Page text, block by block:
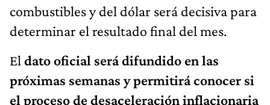
combustibles y del dólar será decisiva para
determinar el resultado final del mes.
El dato oficial será difundido en las
próximas semanas y permitirá conocer si
el proceso de desaceleración inflacionaria